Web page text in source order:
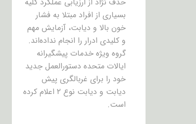
بسیاری از افراد مبتلا به فشار
خون بالا و دیابت، آزمایش مهم
و کلیدی ادرار را انجام نداده‌اند.
گروه ویژه خدمات پیشگیرانه
ایالات متحده دستورالعمل جدید
خود را برای غربالگری پیش
دیابت و دیابت نوع ۲ اعلام کرده
است.